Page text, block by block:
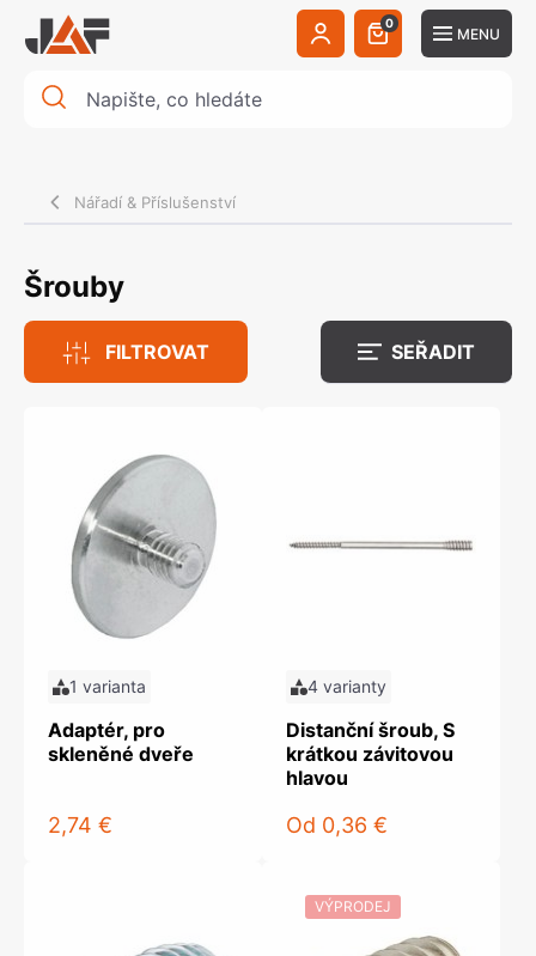
0
MENU
Nářadí & Příslušenství
Šrouby
FILTROVAT SEŘADIT
1 varianta
Adaptér, pro
skleněné dveře
2,74 €
4 varianty
Distanční šroub, S
krátkou závitovou
hlavou
Od 0,36 €
VÝPRODEJ